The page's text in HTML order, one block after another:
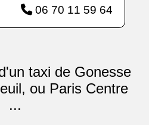
06 70 11 59 64
taxi de Gonesse
ou Paris Centre
...